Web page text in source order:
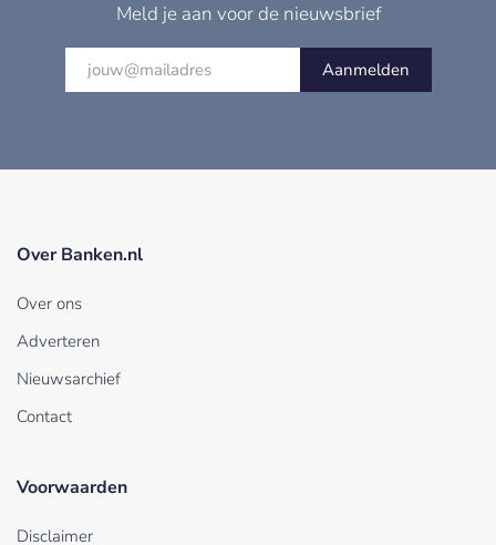
Meld je aan voor de nieuwsbrief
Aanmelden
Over Banken.nl
Over ons
Adverteren
Nieuwsarchief
Contact
Voorwaarden
Disclaimer